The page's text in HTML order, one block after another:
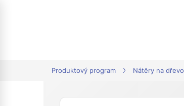
Produktový program Nátěry na dřevo